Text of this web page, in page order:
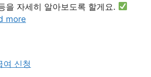
을 자세히 알아보도록 할게요.
more
여 신청